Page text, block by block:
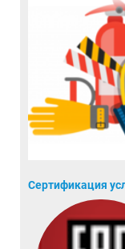
Сертификация